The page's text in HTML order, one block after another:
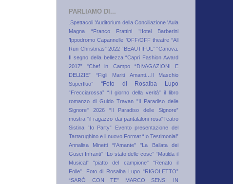
PARLIAMO DI...
.Spettacoli ’Auditorium della Conciliazione 'Aula
Magna “Franco Frattini
’Hotel Barberini
’Ippodromo Capannelle 'OFF/OFF theatre “All
Run Christmas” 2022 “BEAUTIFUL” “Canova.
Il segno della bellezza “Capri Fashion Award
2017”
"Chef in Campo
“DIVAGAZIONI E
DELIZIE”
“Figli Mariti Amanti…Il Maschio
Superfluo”
“Foto di Rosalba Lupo
“Frecciarossa” “Il giorno della verità” il libro
romanzo di Guido Travan "Il Paradiso delle
Signore" 2026
“Il Paradiso delle Signore”
mostra "il ragazzo dai pantalaloni rosa"Teatro
Sistina “Io Party” Evento presentazione del
Tartarughino e il nuovo Format “Io Testimonial”
Annalisa Minetti
“l’Amante”
"La Ballata dei
Gusci Infranti" “Lo stato delle cose” “Matilda il
Musical”
“piatto del campione"
“Renato il
Folle”. Foto di Rosalba Lupo “RIGOLETTO”
“SARÒ CON TE” MARCO SENSI IN